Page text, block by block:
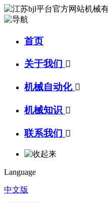
首页
关于我们 
机械自动化 
机械知识 
联系我们 
Language
中文版